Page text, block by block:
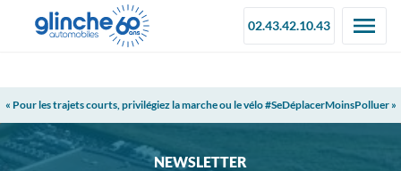
02.43.42.10.43
« Pour les trajets courts, privilégiez la marche ou le vélo #SeDéplacerMoinsPolluer »
NEWSLETTER